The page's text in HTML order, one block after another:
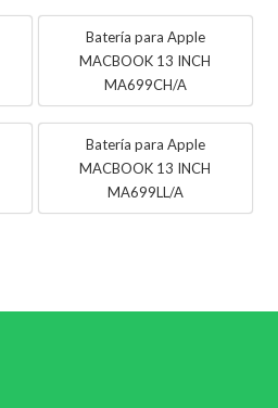
Batería para Apple
MACBOOK 13 INCH
MA699CH/A
Batería para Apple
MACBOOK 13 INCH
MA699LL/A